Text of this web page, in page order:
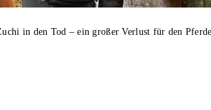
in den Tod – ein großer Verlust für den